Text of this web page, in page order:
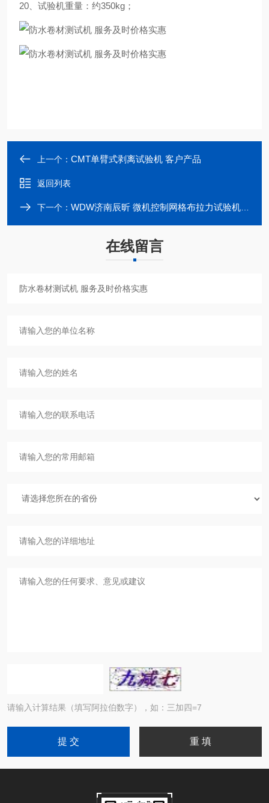
20、试验机重量：约350kg；
上一个： CMT单臂式剥离试验机 客户产品
返回列表
下一个： WDW济南辰昕 微机控制网格布拉力试验机 供应
在线留言
请输入计算结果（填写阿拉伯数字），如：三加四=7